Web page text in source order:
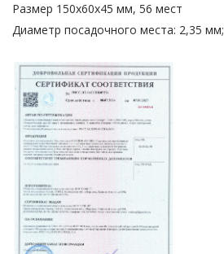
Размер 150х60х45 мм, 56 мест
Диаметр посадочного места: 2,35 мм;